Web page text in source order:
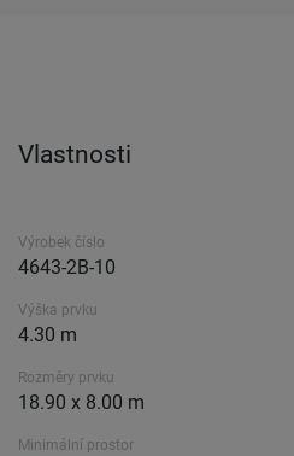
Vlastnosti
Výrobek číslo
4643-2B-10
Výška prvku
4.30 m
Rozměry prvku
18.90 x 8.00 m
Minimální prostor